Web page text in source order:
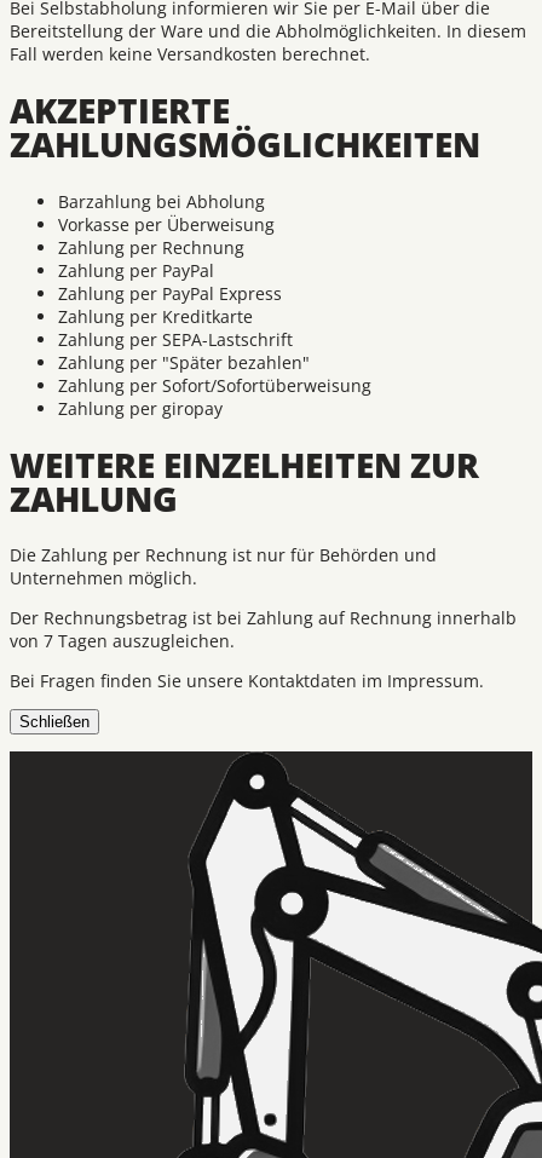
Bei Selbstabholung informieren wir Sie per E-Mail über die
Bereitstellung der Ware und die Abholmöglichkeiten. In diesem
Fall werden keine Versandkosten berechnet.
AKZEPTIERTE
ZAHLUNGSMÖGLICHKEITEN
Barzahlung bei Abholung
Vorkasse per Überweisung
Zahlung per Rechnung
Zahlung per PayPal
Zahlung per PayPal Express
Zahlung per Kreditkarte
Zahlung per SEPA-Lastschrift
Zahlung per "Später bezahlen"
Zahlung per Sofort/Sofortüberweisung
Zahlung per giropay
WEITERE EINZELHEITEN ZUR
ZAHLUNG
Die Zahlung per Rechnung ist nur für Behörden und
Unternehmen möglich.
Der Rechnungsbetrag ist bei Zahlung auf Rechnung innerhalb
von 7 Tagen auszugleichen.
Bei Fragen finden Sie unsere Kontaktdaten im Impressum.
Schließen